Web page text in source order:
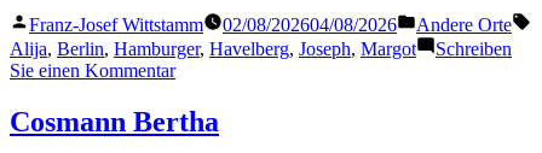
Veröffentlicht
von
Franz-Josef Wittstamm 02/08/202604/08/2026
Veröffentlicht
in
Andere Orte
Alija, Berlin, Hamburger, Havelberg, Joseph, Margot
Schreiben
Sie einen Kommentarzu
Margot
Cosmann Bertha